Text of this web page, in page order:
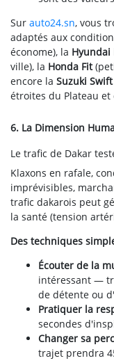
Sur auto24.sn, vous
adaptés aux
économe), la Hyundai
ville), la Honda Fit
encore la Suzuki Swift
étroites du Plateau et
6. La Dimension
Le trafic de Dakar
Klaxons en rafale,
imprévisibles,
trafic dakarois peut
la santé (tension
Des techniques
Écouter de la
intéressant —
de détente ou
Pratiquer la
secondes
Changer sa
trajet prendra